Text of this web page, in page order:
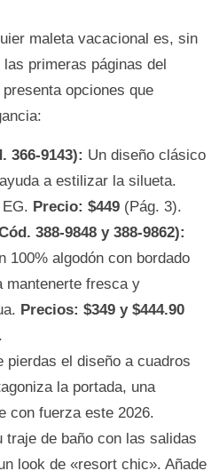
maleta vacacional es, sin
primeras páginas del
opciones que
366-9143): Un diseño clásico
a estilizar la silueta.
Precio: $449 (Pág. 3).
388-9848 y 388-9862):
100% algodón con bordado
mantenerte fresca y
Precios: $349 y $444.90
pierdas el diseño a cuadros
la portada, una
con fuerza este 2026.
traje de baño con las salidas
look de «resort chic». Añade